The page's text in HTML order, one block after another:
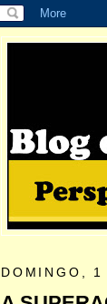
DOMINGO,